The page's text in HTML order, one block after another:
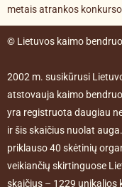
metais atrankos
© Lietuvos kaimo
2002 m. susikūrusi
atstovauja kaimo
yra registruota daugiau
ir šis skaičius nuolat
priklauso 40 skėtinių
veikiančių skirtinguose
skaičius – 1229 unikalios